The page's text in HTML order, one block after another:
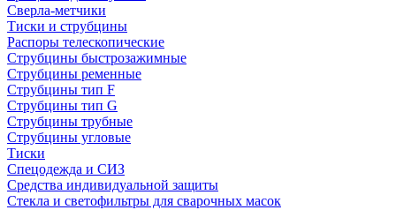
Сверла-метчики
Тиски и струбцины
Распоры телескопические
Струбцины быстрозажимные
Струбцины ременные
Струбцины тип F
Струбцины тип G
Струбцины трубные
Струбцины угловые
Тиски
Спецодежда и СИЗ
Средства индивидуальной защиты
Стекла и светофильтры для сварочных масок